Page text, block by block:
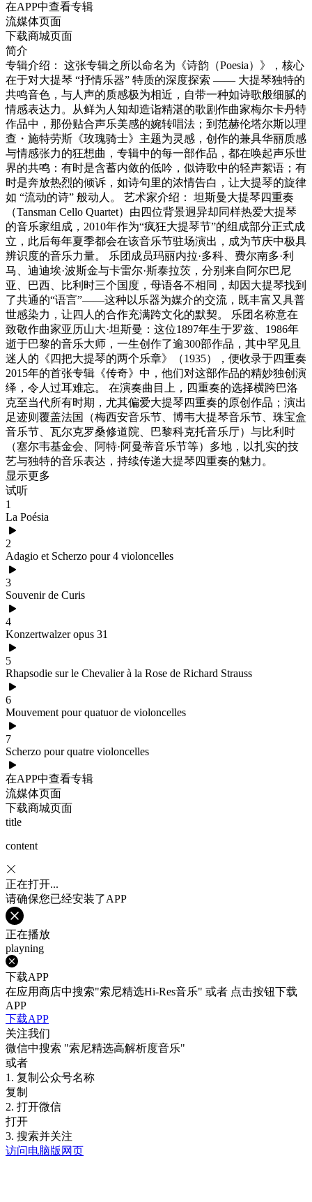
在APP中查看专辑
流媒体页面
下载商城页面
简介
专辑介绍： 这张专辑之所以命名为《诗韵（Poesia）》，核心
在于对大提琴 “抒情乐器” 特质的深度探索 —— 大提琴独特的
共鸣音色，与人声的质感极为相近，自带一种如诗歌般细腻的
情感表达力。从鲜为人知却造诣精湛的歌剧作曲家梅尔卡丹特
作品中，那份贴合声乐美感的婉转唱法；到范赫伦塔尔斯以理
查・施特劳斯《玫瑰骑士》主题为灵感，创作的兼具华丽质感
与情感张力的狂想曲，专辑中的每一部作品，都在唤起声乐世
界的共鸣：有时是含蓄内敛的低吟，似诗歌中的轻声絮语；有
时是奔放热烈的倾诉，如诗句里的浓情告白，让大提琴的旋律
如 “流动的诗” 般动人。 艺术家介绍： 坦斯曼大提琴四重奏
（Tansman Cello Quartet）由四位背景迥异却同样热爱大提琴
的音乐家组成，2010年作为“疯狂大提琴节”的组成部分正式成
立，此后每年夏季都会在该音乐节驻场演出，成为节庆中极具
辨识度的音乐力量。 乐团成员玛丽内拉·多科、费尔南多·利
马、迪迪埃·波斯金与卡雷尔·斯泰拉茨，分别来自阿尔巴尼
亚、巴西、比利时三个国度，母语各不相同，却因大提琴找到
了共通的“语言”——这种以乐器为媒介的交流，既丰富又具普
世感染力，让四人的合作充满跨文化的默契。 乐团名称意在
致敬作曲家亚历山大·坦斯曼：这位1897年生于罗兹、1986年
逝于巴黎的音乐大师，一生创作了逾300部作品，其中罕见且
迷人的《四把大提琴的两个乐章》（1935），便收录于四重奏
2015年的首张专辑《传奇》中，他们对这部作品的精妙独创演
绎，令人过耳难忘。 在演奏曲目上，四重奏的选择横跨巴洛
克至当代所有时期，尤其偏爱大提琴四重奏的原创作品；演出
足迹则覆盖法国（梅西安音乐节、博韦大提琴音乐节、珠宝盒
音乐节、瓦尔克罗桑修道院、巴黎科克托音乐厅）与比利时
（塞尔韦基金会、阿特·阿曼蒂音乐节等）多地，以扎实的技
艺与独特的音乐表达，持续传递大提琴四重奏的魅力。
显示更多
试听
1
La Poésia
2
Adagio et Scherzo pour 4 violoncelles
3
Souvenir de Curis
4
Konzertwalzer opus 31
5
Rhapsodie sur le Chevalier à la Rose de Richard Strauss
6
Mouvement pour quatuor de violoncelles
7
Scherzo pour quatre violoncelles
在APP中查看专辑
流媒体页面
下载商城页面
title
content
正在打开...
请确保您已经安装了APP
正在播放
playning
下载APP
在应用商店中搜索"索尼精选Hi-Res音乐" 或者 点击按钮下载
APP
下载APP
关注我们
微信中搜索 "索尼精选高解析度音乐"
或者
1. 复制公众号名称
复制
2. 打开微信
打开
3. 搜索并关注
访问电脑版网页